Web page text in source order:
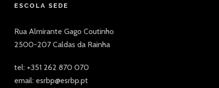
ESCOLA SEDE
Rua Almirante Gago Coutinho
2500-207 Caldas da Rainha
tel: +351 262 870 070
email: esrbp@esrbp.pt